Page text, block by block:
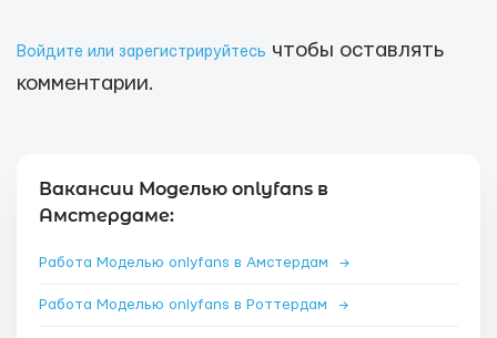
Войдите или зарегистрируйтесь чтобы оставлять
комментарии.
Вакансии Моделью onlyfans в
Амстердаме:
Работа Моделью onlyfans в Амстердам →
Работа Моделью onlyfans в Роттердам →